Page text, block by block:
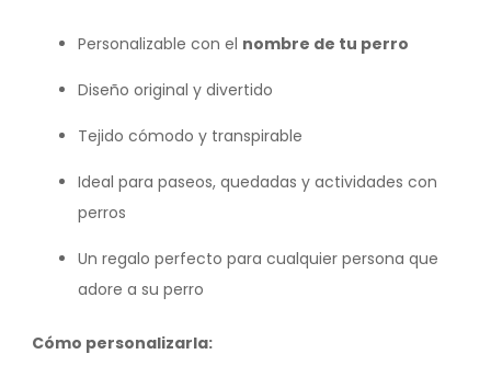
Personalizable con el nombre de tu perro
Diseño original y divertido
Tejido cómodo y transpirable
Ideal para paseos, quedadas y actividades con
perros
Un regalo perfecto para cualquier persona que
adore a su perro
Cómo personalizarla: